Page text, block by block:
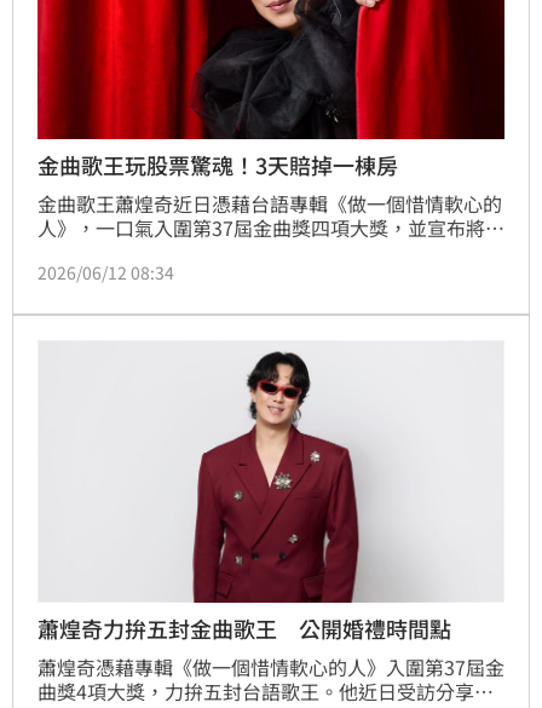
金曲歌王玩股票驚魂！3天賠掉一棟房
金曲歌王蕭煌奇近日憑藉台語專輯《做一個惜情軟心的
人》，一口氣入圍第37屆金曲獎四項大獎，並宣布將於
比起音樂成績，更讓外界驚訝的是他私下竟是股市投資
賠掉一棟房子的價值，投資經歷相當驚險。
2026/06/12 08:34
蕭煌奇力拚五封金曲歌王 公開婚禮時間點
蕭煌奇憑藉專輯《做一個惜情軟心的人》入圍第37屆金
曲獎4項大獎，力拚五封台語歌王。他近日受訪分享入